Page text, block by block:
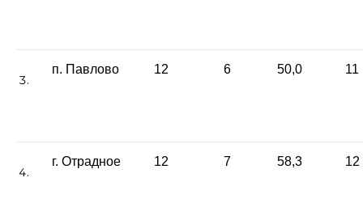
п. Павлово 12 6 50,0 11
г. Отрадное 12 7 58,3 12